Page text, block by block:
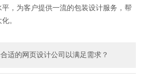
，为客户提供一流的包装设计服务，帮
。
适的网页设计公司以满足需求？